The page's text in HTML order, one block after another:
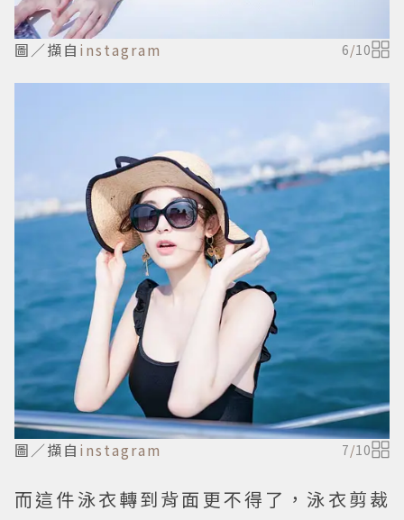
圖／擷自 instagram 6/10
圖／擷自 instagram 7/10
而這件泳衣轉到背面更不得了，泳衣剪裁